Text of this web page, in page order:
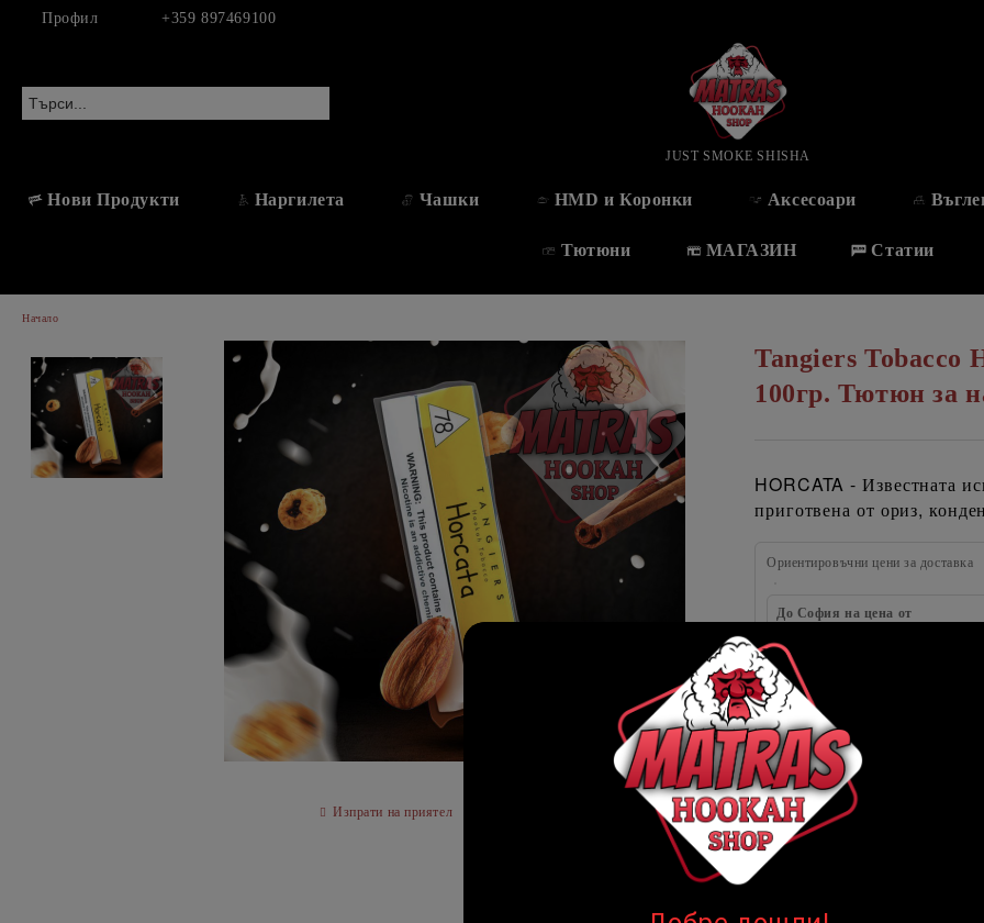
Профил +359 897469100
JUST SMOKE SHISHA
Нови Продукти Наргилета Чашки HMD и Коронки Аксесоари
Тютюни МАГАЗИН Статии
Начало
Tangiers Tobacco
100гр. Тютюн за
HORCATA - Известната
приготвена от ориз,
Ориентировъчни цени за доставка
До София на цена от
Извън София на цена от
КОЛИЧЕСТВО:
☺В НАЛИЧНОСТ
Марка:
Изпрати на приятел